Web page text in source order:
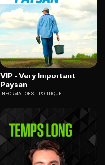
VIP - Very Important
Paysan
INFORMATIONS POLITIQUE